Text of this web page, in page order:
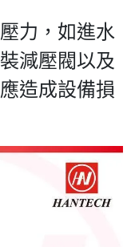
力，如進水
減壓閥以及
造成設備損